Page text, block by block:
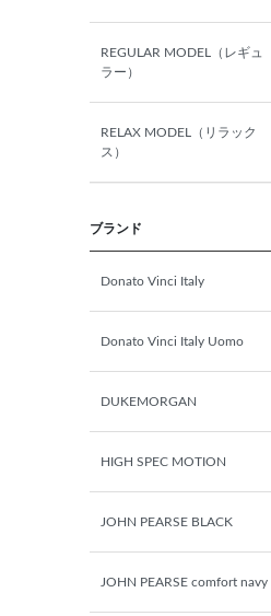
M（39）-84
40-82
REGULAR MODEL（レギュ
ラー）
RELAX MODEL（リラック
ス）
ブランド
Donato Vinci Italy
Donato Vinci Italy Uomo
DUKEMORGAN
HIGH SPEC MOTION
JOHN PEARSE BLACK
JOHN PEARSE comfort navy